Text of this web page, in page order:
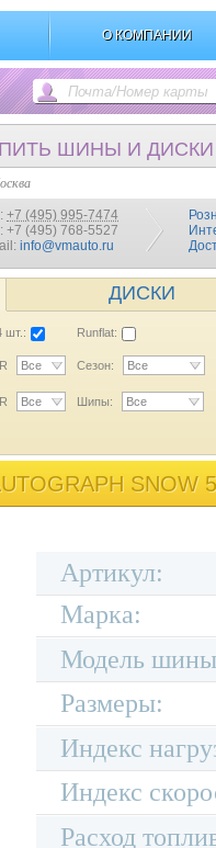
О КОМПАНИИ
ШИНЫ И ДИСКИ
+7 (495) 995-7474
+7 (495) 768-5527
info@vmauto.ru
ДИСКИ
шт.: Runflat:
R Все Сезон: Все
R Все Шипы: Все
SNOW
Артикул:
Марка:
Модель
Размеры:
Индекс
Индекс
Расход